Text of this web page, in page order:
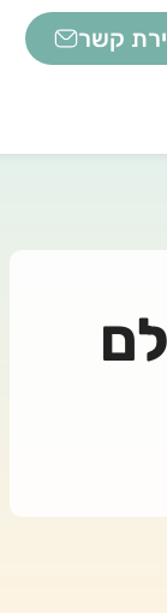
קשר